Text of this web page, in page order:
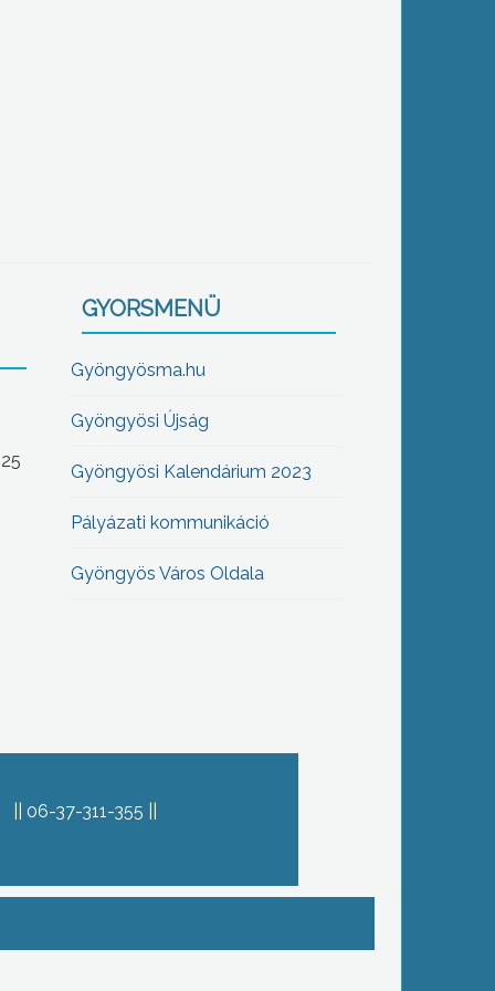
GYORSMENÜ
Gyöngyösma.hu
Gyöngyösi Újság
Gyöngyösi Kalendárium 2023
Pályázati kommunikáció
Gyöngyös Város Oldala
06-37-311-355